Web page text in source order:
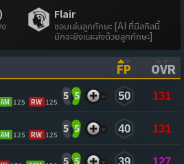
Flair
ชอบเล่นลูกทักษะ [AI ที่มีสกิลนี้
มักจะยิงและส่งด้วยลูกทักษะ]
FP
OVR
125 RW 125
5 5 50 131
125 RW 125
5 5 40 131
5 5 39 127